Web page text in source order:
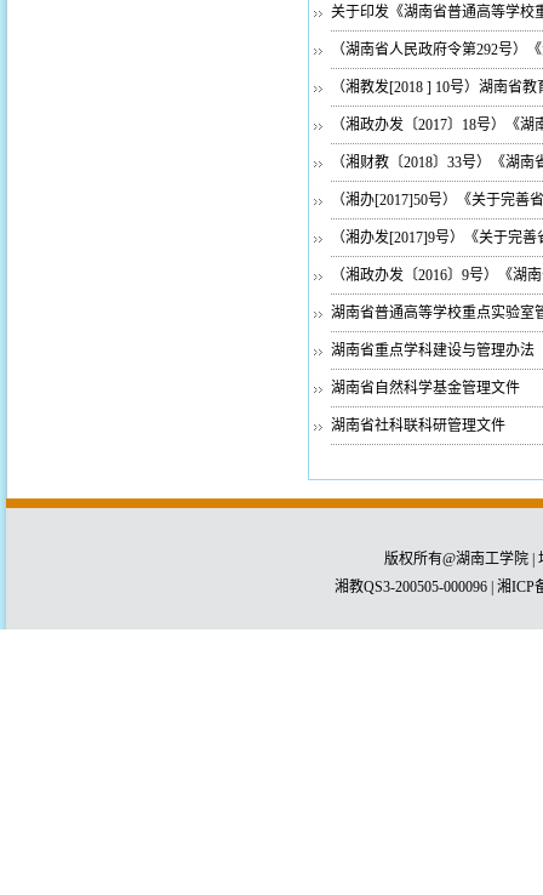
关于印发《湖南省普通高等学校
（湖南省人民政府令第292号）
（湘教发[2018 ] 10号）湖南省
（湘政办发〔2017〕18号）《
（湘财教〔2018〕33号）《湖
（湘办[2017]50号）《关于完
（湘办发[2017]9号）《关于完
（湘政办发〔2016〕9号）《湖
湖南省普通高等学校重点实验室
湖南省重点学科建设与管理办法
湖南省自然科学基金管理文件
湖南省社科联科研管理文件
版权所有@湖南工学院 |
湘教QS3-200505-000096 | 湘